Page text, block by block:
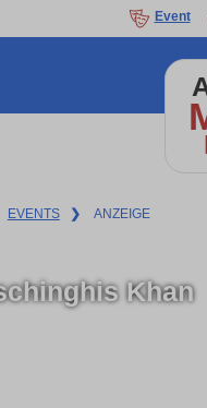
Event
EVENTS ❯ ANZEIGE
Khan